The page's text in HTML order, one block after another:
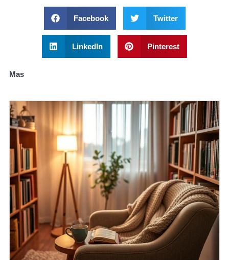
Facebook Twitter
LinkedIn Pinterest
Mas